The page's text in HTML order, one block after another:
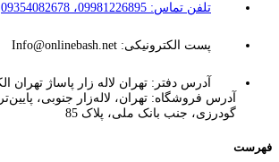
تلفن تماس: 09981226895، 09354082678
پست الکترونیکی: Info@onlinebash.net
آدرس فروشگاه: تهران، لاله‌زار جنوبی،
گودرزی، جنب بانک ملی، پلاک 85
فهرست